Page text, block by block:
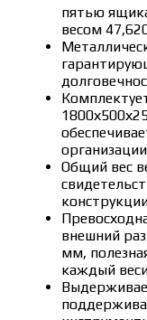
пятью
весом
Общий вес
внешний
мм,
каждый